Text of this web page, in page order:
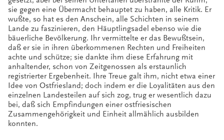
sie gegen eine Übermacht behauptet zu haben, alle Kritik. Er
wußte, so hat es den Anschein, alle Schichten in seinem
Lande zu faszinieren, den Häuptlingsadel ebenso wie die
bäuerliche Bevölkerung. Ihr vermittelte er das Bewußtsein,
daß er sie in ihren überkommenen Rechten und Freiheiten
achte und schütze; sie dankte ihm diese Erfahrung mit
anhaltender, schon von Zeitgenossen als erstaunlich
registrierter Ergebenheit. Ihre Treue galt ihm, nicht etwa einer
Idee von Ostfriesland; doch indem er die Loyalitäten aus den
einzelnen Landesteilen auf sich zog, trug er wesentlich dazu
bei, daß sich Empfindungen einer ostfriesischen
Zusammengehörigkeit und Einheit allmählich ausbilden
konnten.